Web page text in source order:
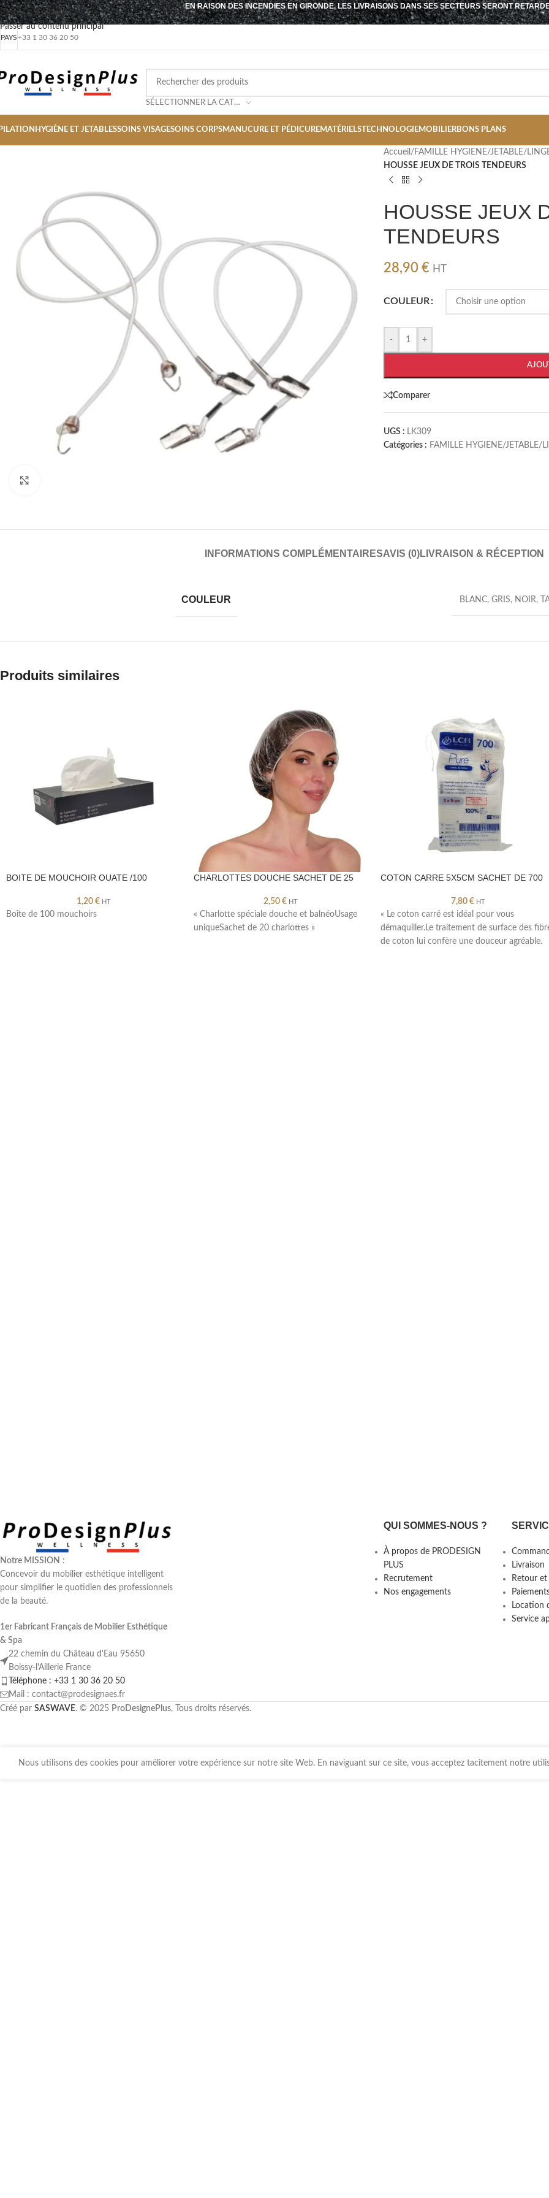
Passer à la navigation
Passer au contenu principal
EN RAISON DES INCENDIES EN GIRONDE, LES LIVRAISONS DANS SES SECTEURS SERONT
PAYS+33 1 30 36 20 50
SÉLECTIONNER LA CATÉGORIE
HYGIÈNE ET JETABLESSOINS VISAGESOINS CORPSMANUCURE ET PÉDICUREMATÉRIELSTECHNOLOGIEMOBILIERBONS PLANS
Accueil / FAMILLE HYGIENE/JETABLE/
HOUSSE JEUX DE TROIS TENDEURS
HOUSSE JEUX
TENDEURS
28,90 € HT
COULEUR
- +
Comparer
UGS : LK309
Catégories : FAMILLE HYGIENE/JETABLE/
INFORMATIONS COMPLÉMENTAIRESAVIS (0)LIVRAISON & RÉCEPTION
COULEUR BLANC, GRIS, NOIR,
Produits similaires
BOITE DE MOUCHOIR OUATE /100
1,20 € HT
Boîte de 100 mouchoirs
CHARLOTTES DOUCHE SACHET DE 25
2,50€ HT
« Charlotte spéciale douche et balnéoUsage
uniqueSachet de 20 charlottes »
COTON CARRE 5X5CM SACHET DE 700
7,80 € HT
« Le coton carré est idéal pour vous
démaquiller.Le traitement de surface des
de coton lui confère une douceur agréable.
Notre MISSION :
Concevoir du mobilier esthétique intelligent
pour simplifier le quotidien des professionnels
de la beauté.
1er Fabricant Français de Mobilier Esthétique
& Spa
22 chemin du Château d'Eau 95650
Boissy-l'Aillerie France
Téléphone : +33 1 30 36 20 50
Mail : contact@prodesignaes.fr
QUI SOMMES-NOUS ?
À propos de PRODESIGN
PLUS
Recrutement
Nos engagements
Livraison
Retour et
Location
Service
Créé par SASWAVE. © 2025 ProDesignePlus, Tous droits réservés.
Nous utilisons des cookies pour améliorer votre expérience sur notre site Web. En naviguant sur ce site, vous acceptez tacitement notre